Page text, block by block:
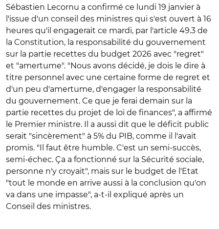
Sébastien Lecornu a confirmé ce lundi 19 janvier à
l'issue d'un conseil des ministres qui s'est ouvert à 16
heures qu'il engagerait ce mardi, par l'article 49.3 de
la Constitution, la responsabilité du gouvernement
sur la partie recettes du budget 2026 avec "regret"
et "amertume". "Nous avons décidé, je dois le dire à
titre personnel avec une certaine forme de regret et
d'un peu d'amertume, d'engager la responsabilité
du gouvernement. Ce que je ferai demain sur la
partie recettes du projet de loi de finances", a affirmé
le Premier ministre. Il a aussi dit que le déficit public
serait "sincèrement" à 5% du PIB, comme il l'avait
promis. "Il faut être humble. C'est un semi-succès,
semi-échec. Ça a fonctionné sur la Sécurité sociale,
personne n'y croyait", mais sur le budget de l'Etat
"tout le monde en arrive aussi à la conclusion qu'on
va dans une impasse", a-t-il expliqué après un
Conseil des ministres.